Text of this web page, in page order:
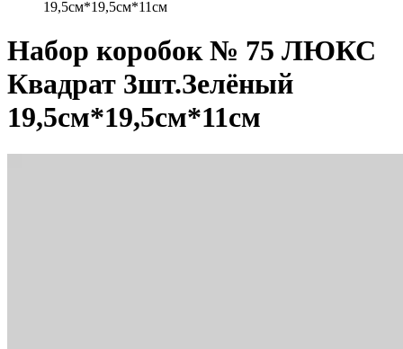
19,5см*19,5см*11см
Набор коробок № 75 ЛЮКС
Квадрат 3шт.Зелёный
19,5см*19,5см*11см